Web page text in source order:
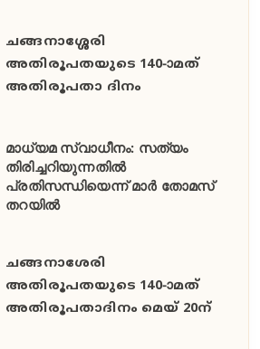
ചങ്ങനാശ്ശേരി
അതിരൂപതയുടെ 140-ാമത്
അതിരൂപതാ ദിനം
മാധ്യമ സ്വാധീനം: സത്യം
തിരിച്ചറിയുന്നതിൽ
പ്രതിസന്ധിയെന്ന് മാർ തോമസ്
തറയിൽ
ചങ്ങനാശേരി
അതിരൂപതയുടെ 140-ാമത്
അതിരൂപതാദിനം മെയ് 20ന്